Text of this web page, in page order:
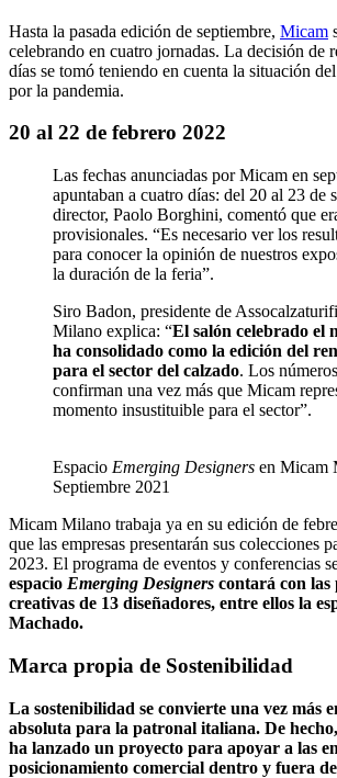
Hasta la pasada edición de septiembre, Micam
celebrando en cuatro jornadas. La decisión de
días se tomó teniendo en cuenta la situación
por la pandemia.
20 al 22 de febrero 2022
Las fechas anunciadas por Micam en
apuntaban a cuatro días: del 20 al 23 de
director, Paolo Borghini, comentó que
provisionales. “Es necesario ver los
para conocer la opinión de nuestros
la duración de la feria”.
Siro Badon, presidente de
Milano explica: “El salón celebrado el
ha consolidado como la edición del
para el sector del calzado. Los
confirman una vez más que Micam
momento insustituible para el sector”.
Espacio Emerging Designers en Micam
Septiembre 2021
Micam Milano trabaja ya en su edición de
que las empresas presentarán sus colecciones
2023. El programa de eventos y conferencias
espacio Emerging Designers contará con las
creativas de 13 diseñadores, entre ellos la
Machado.
Marca propia de Sostenibilidad
La sostenibilidad se convierte una vez más
absoluta para la patronal italiana. De
ha lanzado un proyecto para apoyar a las
posicionamiento comercial dentro y fuera